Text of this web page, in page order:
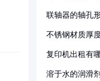
联轴器的轴孔
不锈钢材质厚
复印机出租有
溶于水的润滑